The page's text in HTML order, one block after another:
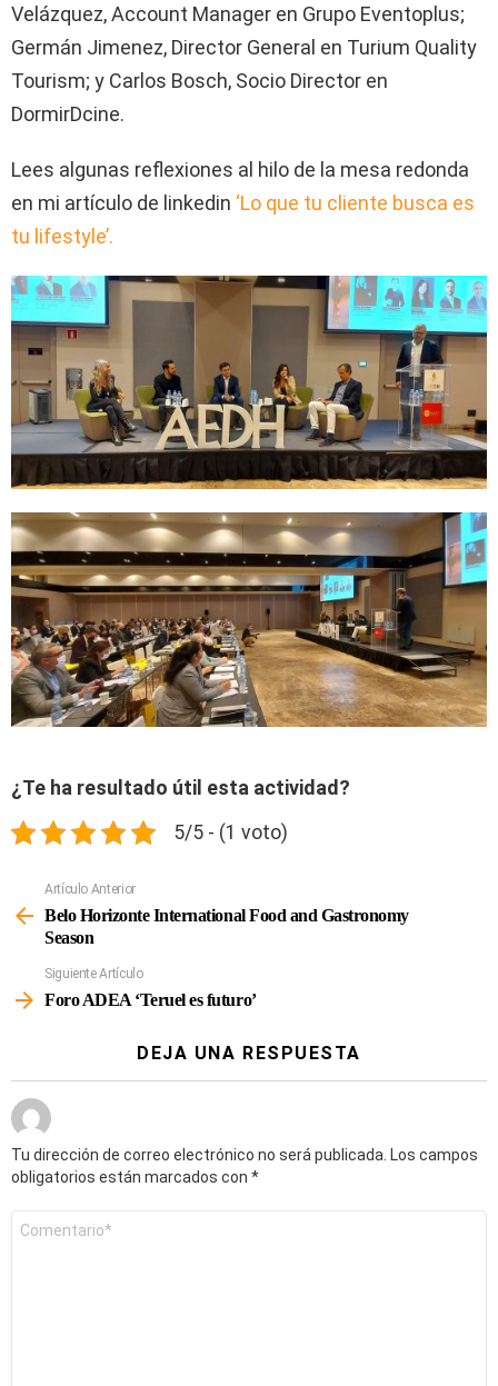
Velázquez, Account Manager en Grupo Eventoplus;
Germán Jimenez, Director General en Turium Quality
Tourism; y Carlos Bosch, Socio Director en
DormirDcine.
Lees algunas reflexiones al hilo de la mesa redonda
en mi artículo de linkedin ‘Lo que tu cliente busca es
tu lifestyle’.
¿Te ha resultado útil esta actividad?
5/5 - (1 voto)
Más
Artículo Anterior
Belo Horizonte International Food and Gastronomy
Season
Siguiente Artículo
Foro ADEA ‘Teruel es futuro’
DEJA UNA RESPUESTA
Tu dirección de correo electrónico no será publicada. Los campos
obligatorios están marcados con *